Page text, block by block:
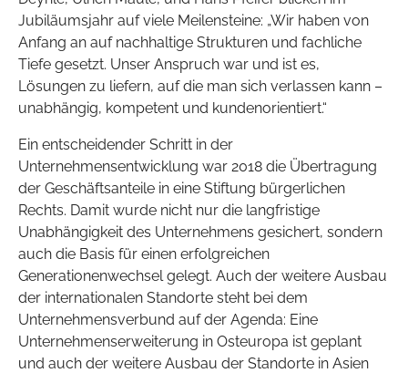
Jubiläumsjahr auf viele Meilensteine: „Wir haben von
Anfang an auf nachhaltige Strukturen und fachliche
Tiefe gesetzt. Unser Anspruch war und ist es,
Lösungen zu liefern, auf die man sich verlassen kann –
unabhängig, kompetent und kundenorientiert.“
Ein entscheidender Schritt in der
Unternehmensentwicklung war 2018 die Übertragung
der Geschäftsanteile in eine Stiftung bürgerlichen
Rechts. Damit wurde nicht nur die langfristige
Unabhängigkeit des Unternehmens gesichert, sondern
auch die Basis für einen erfolgreichen
Generationenwechsel gelegt. Auch der weitere Ausbau
der internationalen Standorte steht bei dem
Unternehmensverbund auf der Agenda: Eine
Unternehmenserweiterung in Osteuropa ist geplant
und auch der weitere Ausbau der Standorte in Asien